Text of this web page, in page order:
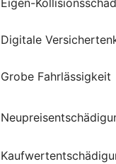
Digitale
Grobe Fahrlässigkeit